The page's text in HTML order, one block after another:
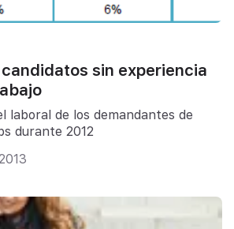
sin experiencia
laboral de los demandantes de
durante 2012